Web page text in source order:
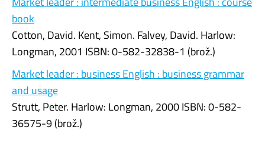
book
Cotton, David. Kent, Simon. Falvey, David. Harlow:
Longman, 2001 ISBN: 0-582-32838-1 (brož.)
Market leader : business English : business grammar
and usage
Strutt, Peter. Harlow: Longman, 2000 ISBN: 0-582-
36575-9 (brož.)